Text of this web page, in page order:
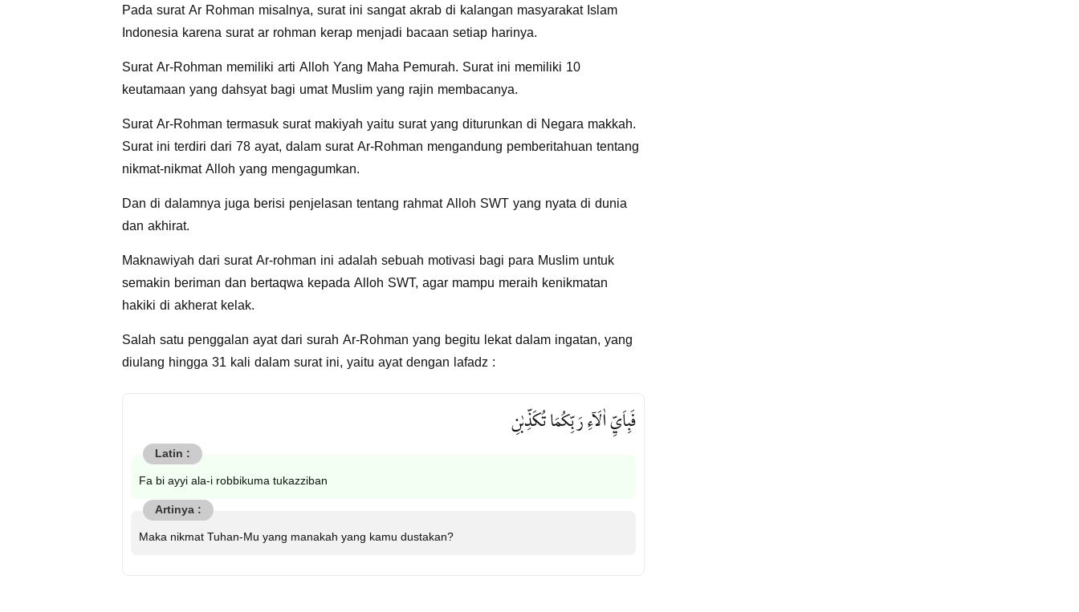
Pada surat Ar Rohman misalnya, surat ini sangat akrab di kalangan masyarakat Islam
Indonesia karena surat ar rohman kerap menjadi bacaan setiap harinya.
Surat Ar-Rohman memiliki arti Alloh Yang Maha Pemurah. Surat ini memiliki 10
keutamaan yang dahsyat bagi umat Muslim yang rajin membacanya.
Surat Ar-Rohman termasuk surat makiyah yaitu surat yang diturunkan di Negara makkah.
Surat ini terdiri dari 78 ayat, dalam surat Ar-Rohman mengandung pemberitahuan tentang
nikmat-nikmat Alloh yang mengagumkan.
Dan di dalamnya juga berisi penjelasan tentang rahmat Alloh SWT yang nyata di dunia
dan akhirat.
Maknawiyah dari surat Ar-rohman ini adalah sebuah motivasi bagi para Muslim untuk
semakin beriman dan bertaqwa kepada Alloh SWT, agar mampu meraih kenikmatan
hakiki di akherat kelak.
Salah satu penggalan ayat dari surah Ar-Rohman yang begitu lekat dalam ingatan, yang
diulang hingga 31 kali dalam surat ini, yaitu ayat dengan lafadz :
فَبِاَيِّ اٰلَاۤءِ رَبِّكُمَا تُكَذِّبٰنِ
Fa bi ayyi ala-i robbikuma tukazziban
Maka nikmat Tuhan-Mu yang manakah yang kamu dustakan?